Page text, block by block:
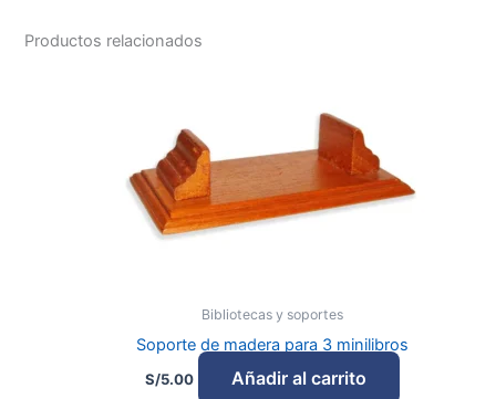
Productos relacionados
Bibliotecas y soportes
Soporte de madera para 3 minilibros
S/5.00 Añadir al carrito